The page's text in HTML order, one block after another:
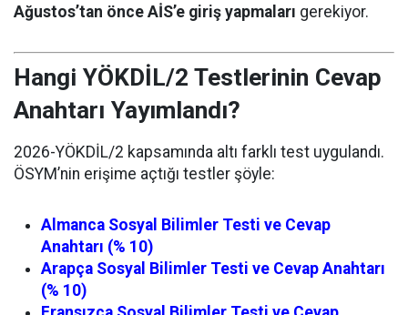
Ağustos’tan önce AİS’e giriş yapmaları gerekiyor.
Hangi YÖKDİL/2 Testlerinin Cevap
Anahtarı Yayımlandı?
2026-YÖKDİL/2 kapsamında altı farklı test uygulandı.
ÖSYM’nin erişime açtığı testler şöyle:
Almanca Sosyal Bilimler Testi ve Cevap
Anahtarı (% 10)
Arapça Sosyal Bilimler Testi ve Cevap Anahtarı
(% 10)